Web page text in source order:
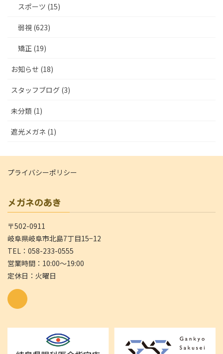
スポーツ (15)
弱視 (623)
矯正 (19)
お知らせ (18)
スタッフブログ (3)
未分類 (1)
遮光メガネ (1)
プライバシーポリシー
メガネのあき
〒502-0911
岐阜県岐阜市北島7丁目15−12
TEL：058-233-0555
営業時間：10:00～19:00
定休日：火曜日